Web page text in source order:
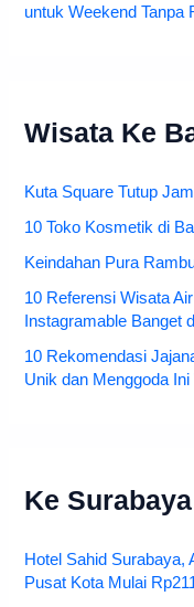
untuk Weekend Tanpa
Wisata Ke
Kuta Square Tutup
10 Toko Kosmetik di
Keindahan Pura
10 Referensi Wisata
Instagramable Banget
10 Rekomendasi
Unik dan Menggoda
Ke Surabaya
Hotel Sahid Surabaya,
Pusat Kota Mulai